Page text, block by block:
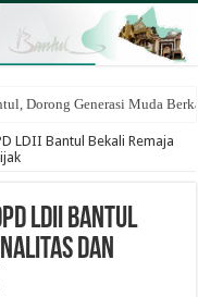
Dorong Generasi Muda
LDII Bantul Bekali Remaja
LDII Bantul
dan